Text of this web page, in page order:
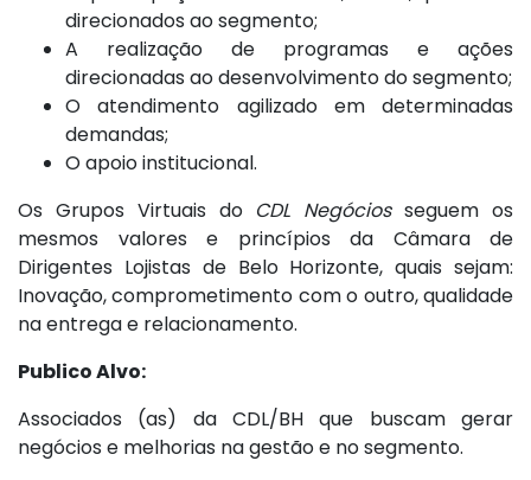
direcionados ao segmento;
A realização de programas e ações
direcionadas ao desenvolvimento do segmento;
O atendimento agilizado em determinadas
demandas;
O apoio institucional.
Os Grupos Virtuais do CDL Negóciosseguem os
mesmos valores e princípios da Câmara de
Dirigentes Lojistas de Belo Horizonte, quais sejam:
Inovação, comprometimento com o outro, qualidade
na entrega e relacionamento.
Publico Alvo:
Associados (as) da CDL/BH que buscam gerar
negócios e melhorias na gestão e no segmento.